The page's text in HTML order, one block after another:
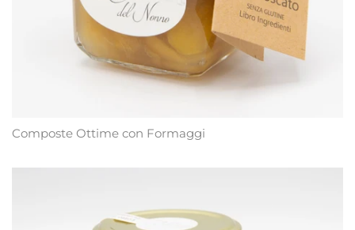
Composte Ottime con Formaggi